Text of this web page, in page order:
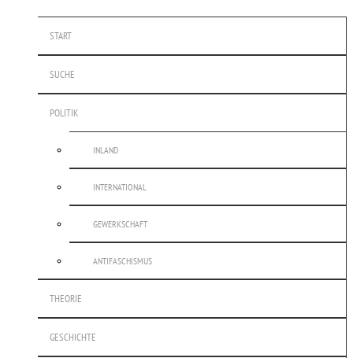
START
SUCHE
POLITIK
INLAND
INTERNATIONAL
GEWERKSCHAFT
ANTIFASCHISMUS
THEORIE
GESCHICHTE